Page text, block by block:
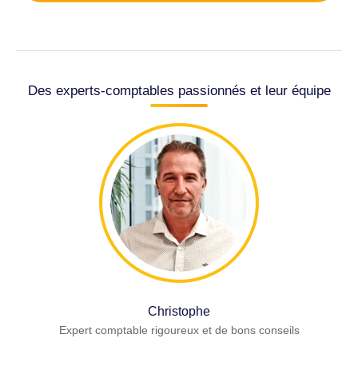
Des experts-comptables passionnés et leur équipe
Christophe
Expert comptable rigoureux et de bons conseils